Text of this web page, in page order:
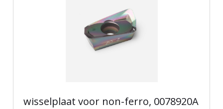
wisselplaat voor non-ferro, 0078920A